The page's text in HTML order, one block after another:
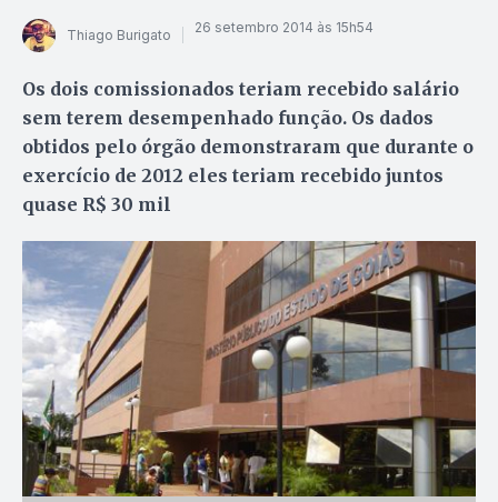
Thiago Burigato 26 setembro 2014 às 15h54
Os dois comissionados teriam recebido salário
sem terem desempenhado função. Os dados
obtidos pelo órgão demonstraram que durante o
exercício de 2012 eles teriam recebido juntos
quase R$ 30 mil